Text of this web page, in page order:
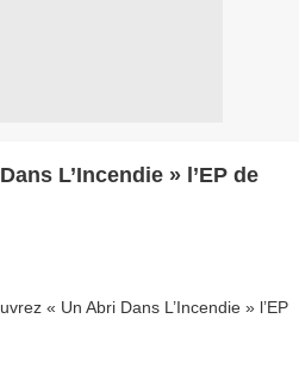
L’Incendie » l’EP de